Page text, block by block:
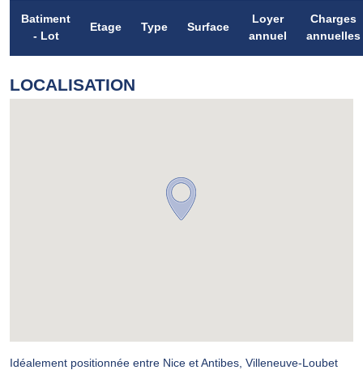
Batiment
- Lot
Etage Type Surface
Loyer
annuel
Charges
annuelles
LOCALISATION
Idéalement positionnée entre Nice et Antibes, Villeneuve-Loubet